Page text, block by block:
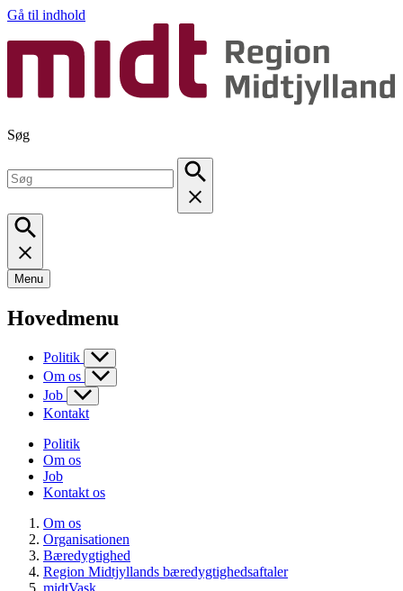
Gå til indhold
Søg
Menu
Hovedmenu
Politik
Om os
Job
Kontakt
Politik
Om os
Job
Kontakt os
Om os
Organisationen
Bæredygtighed
Region Midtjyllands bæredygtighedsaftaler
midtVask